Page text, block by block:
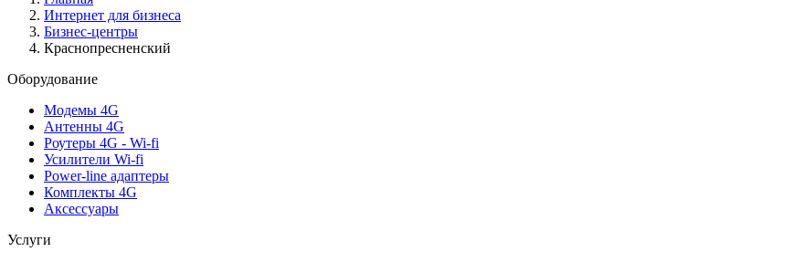
Интернет для бизнеса
Бизнес-центры
Краснопресненский
Оборудование
Модемы 4G
Антенны 4G
Роутеры 4G - Wi-fi
Усилители Wi-fi
Power-line адаптеры
Комплекты 4G
Аксессуары
Услуги